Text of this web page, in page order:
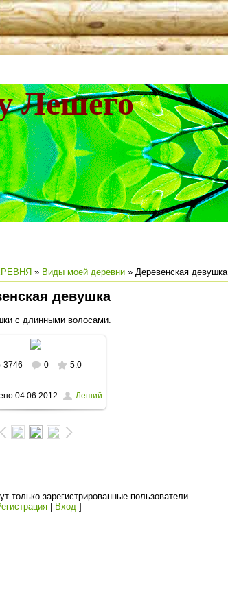
Лешего
» Виды моей деревни » Деревенская девушка
девушка
с длинными волосами.
В реальном размере
/ 208.3Kb
3746 0 5.0
04.06.2012 Леший
только зарегистрированные пользователи.
| Вход ]